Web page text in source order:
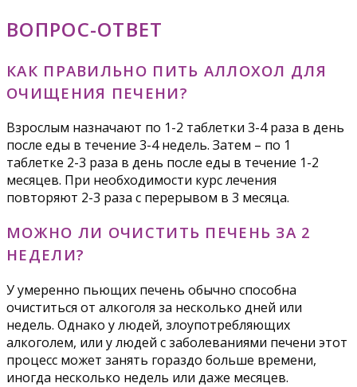
ВОПРОС-ОТВЕТ
КАК ПРАВИЛЬНО ПИТЬ АЛЛОХОЛ ДЛЯ
ОЧИЩЕНИЯ ПЕЧЕНИ?
Взрослым назначают по 1-2 таблетки 3-4 раза в день
после еды в течение 3-4 недель. Затем – по 1
таблетке 2-3 раза в день после еды в течение 1-2
месяцев. При необходимости курс лечения
повторяют 2-3 раза с перерывом в 3 месяца.
МОЖНО ЛИ ОЧИСТИТЬ ПЕЧЕНЬ ЗА 2
НЕДЕЛИ?
У умеренно пьющих печень обычно способна
очиститься от алкоголя за несколько дней или
недель. Однако у людей, злоупотребляющих
алкоголем, или у людей с заболеваниями печени этот
процесс может занять гораздо больше времени,
иногда несколько недель или даже месяцев.